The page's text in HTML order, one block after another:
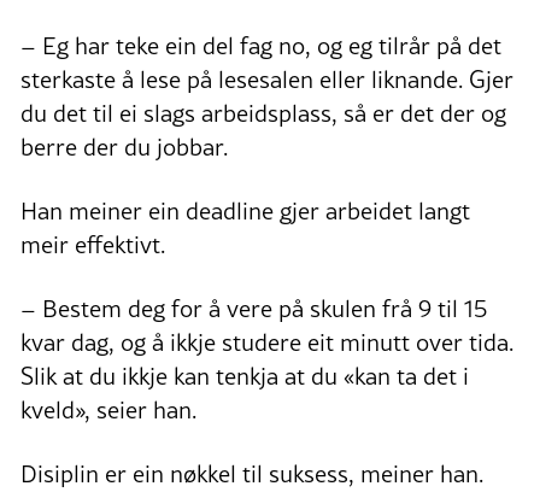
– Eg har teke ein del fag no, og eg tilrår på det
sterkaste å lese på lesesalen eller liknande. Gjer
du det til ei slags arbeidsplass, så er det der og
berre der du jobbar.
Han meiner ein deadline gjer arbeidet langt
meir effektivt.
– Bestem deg for å vere på skulen frå 9 til 15
kvar dag, og å ikkje studere eit minutt over tida.
Slik at du ikkje kan tenkja at du «kan ta det i
kveld», seier han.
Disiplin er ein nøkkel til suksess, meiner han.